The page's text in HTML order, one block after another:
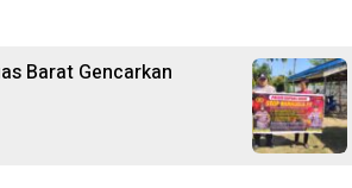
Barat Gencarkan